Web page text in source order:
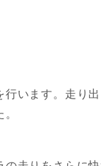
います。走り